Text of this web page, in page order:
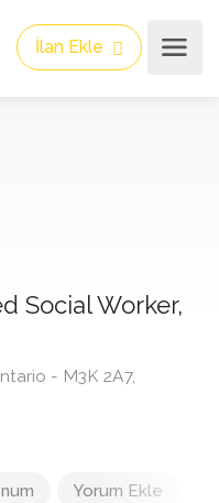
İlan Ekle
Social
- M3K 2A7,
Yorum Ekle